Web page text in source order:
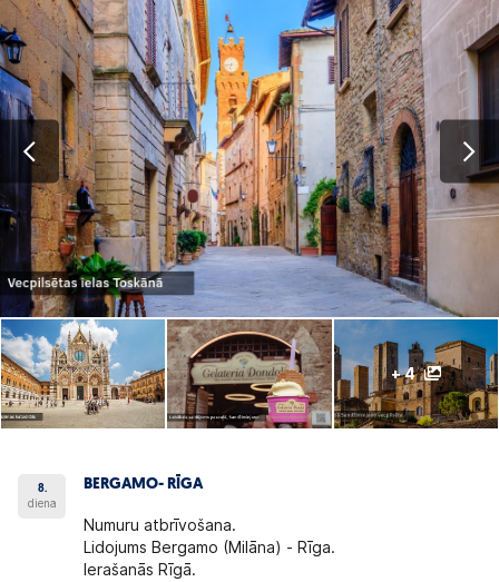
+ 4
8.
diena
BERGAMO- RĪGA
Numuru atbrīvošana.
Lidojums Bergamo (Milāna) - Rīga.
Ierašanās Rīgā.